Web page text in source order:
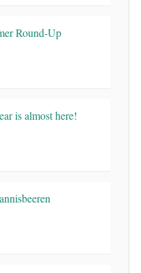
Round-Up
is almost here!